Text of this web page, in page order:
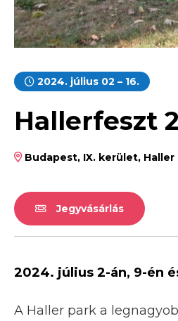
2024. július 02 – 16.
Hallerfeszt
Budapest, IX. kerület,
Jegyvásárlás
2024. július 2-án, 9-én
A Haller park a